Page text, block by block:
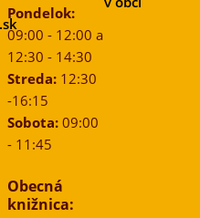
Pondelok:
09:00 - 12:00 a
12:30 - 14:30
Streda:12:30
-16:15
Sobota:09:00
- 11:45
Obecná
knižnica: